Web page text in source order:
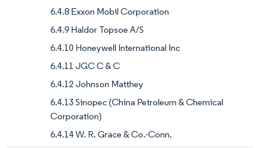
6.4.8 Exxon Mobil Corporation
6.4.9 Haldor Topsoe A/S
6.4.10 Honeywell International Inc
6.4.11 JGC C & C
6.4.12 Johnson Matthey
6.4.13 Sinopec (China Petroleum & Chemical
Corporation)
6.4.14 W. R. Grace & Co.-Conn.